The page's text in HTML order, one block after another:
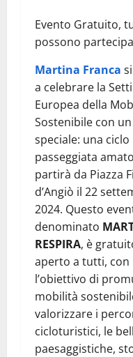
Evento Gratuito,
possono
Martina Franca
a celebrare la
Europea della
Sostenibile con
speciale: una ciclo
passeggiata
partirà da Piazza
d’Angiò il 22
2024. Questo
denominato
RESPIRA, è
aperto a tutti, con
l’obiettivo di
mobilità
valorizzare i
cicloturistici, le
paesaggistiche,